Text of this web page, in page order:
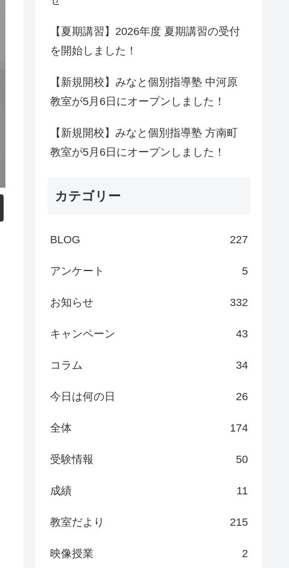
【夏期講習】2026年度 夏期講習の受付
を開始しました！
【新規開校】みなと個別指導塾 中河原
教室が5月6日にオープンしました！
【新規開校】みなと個別指導塾 方南町
教室が5月6日にオープンしました！
カテゴリー
BLOG 227
アンケート 5
お知らせ 332
キャンペーン 43
コラム 34
今日は何の日 26
全体 174
受験情報 50
成績 11
教室だより 215
映像授業 2